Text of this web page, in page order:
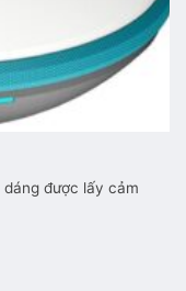
được lấy cảm